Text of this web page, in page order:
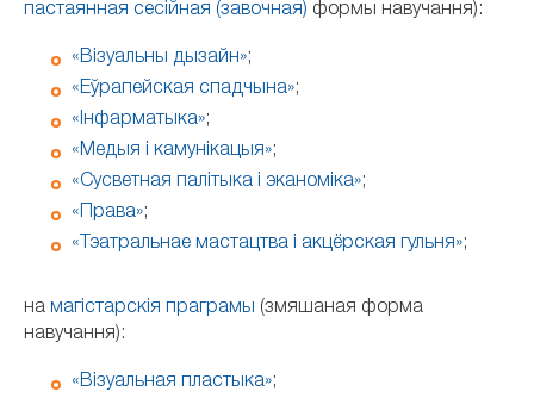
пастаянная сесійная (завочная) формы навучання):
«Візуальны дызайн»;
«Еўрапейская спадчына»;
«Інфарматыка»;
«Медыя і камунікацыя»;
«Сусветная палітыка і эканоміка»;
«Права»;
«Тэатральнае мастацтва і акцёрская гульня»;
на магістарскія праграмы (змяшаная форма
навучання):
«Візуальная пластыка»;